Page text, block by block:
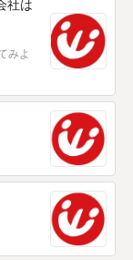
社は
みよ